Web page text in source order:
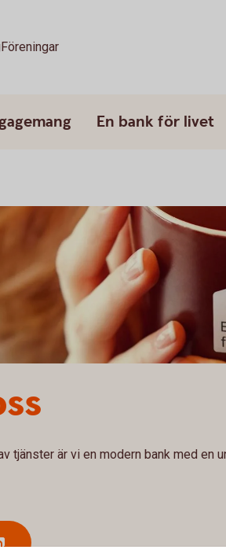
Föreningar
En bank för livet
tjänster är vi en modern bank med en